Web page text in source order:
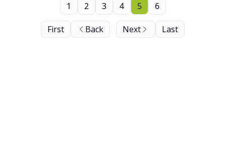
First Back
1 2 3 4 5 6
Next Last